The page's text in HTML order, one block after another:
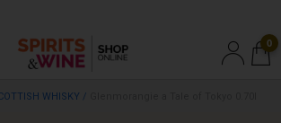
0
WHISKY /